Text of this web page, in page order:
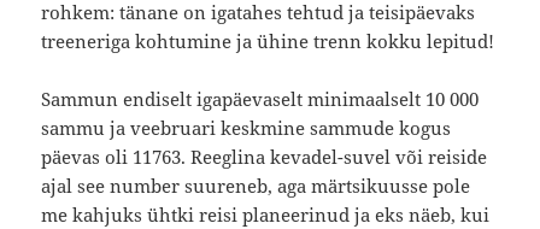
rohkem: tänane on igatahes tehtud ja teisipäevaks
treeneriga kohtumine ja ühine trenn kokku lepitud!
Sammun endiselt igapäevaselt minimaalselt 10 000
sammu ja veebruari keskmine sammude kogus
päevas oli 11763. Reeglina kevadel-suvel või reiside
ajal see number suureneb, aga märtsikuusse pole
me kahjuks ühtki reisi planeerinud ja eks näeb, kui